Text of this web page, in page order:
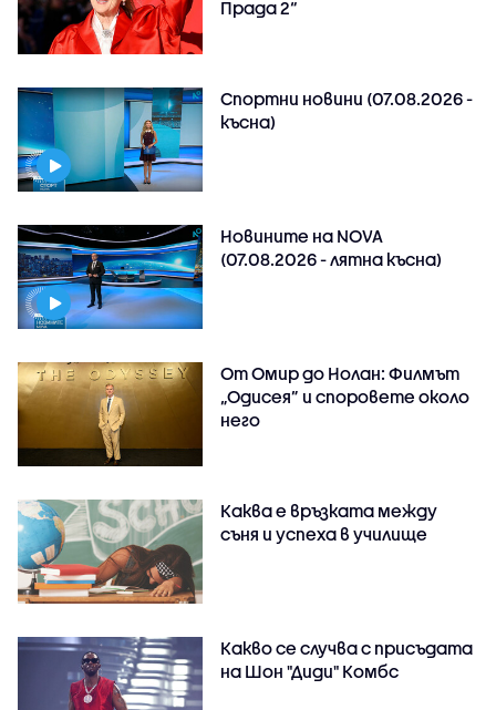
Прада 2“
Спортни новини (07.08.2026 -
късна)
Новините на NOVA
(07.08.2026 - лятна късна)
От Омир до Нолан: Филмът
„Одисея” и споровете около
него
Каква е връзката между
съня и успеха в училище
Какво се случва с присъдата
на Шон "Диди" Комбс